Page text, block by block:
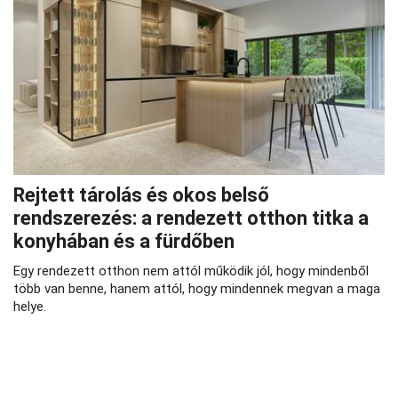
Rejtett tárolás és okos belső
rendszerezés: a rendezett otthon titka a
konyhában és a fürdőben
Egy rendezett otthon nem attól működik jól, hogy mindenből
több van benne, hanem attól, hogy mindennek megvan a maga
helye.